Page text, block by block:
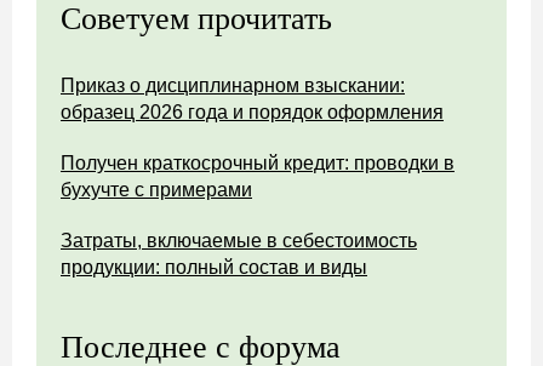
Советуем прочитать
Приказ о дисциплинарном взыскании:
образец 2026 года и порядок оформления
Получен краткосрочный кредит: проводки в
бухучте с примерами
Затраты, включаемые в себестоимость
продукции: полный состав и виды
Последнее с форума